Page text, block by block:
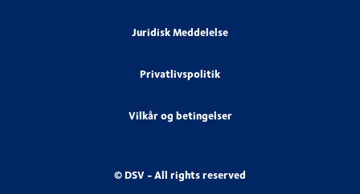
Juridisk Meddelelse
Privatlivspolitik
Vilkår og betingelser
© DSV - All rights reserved